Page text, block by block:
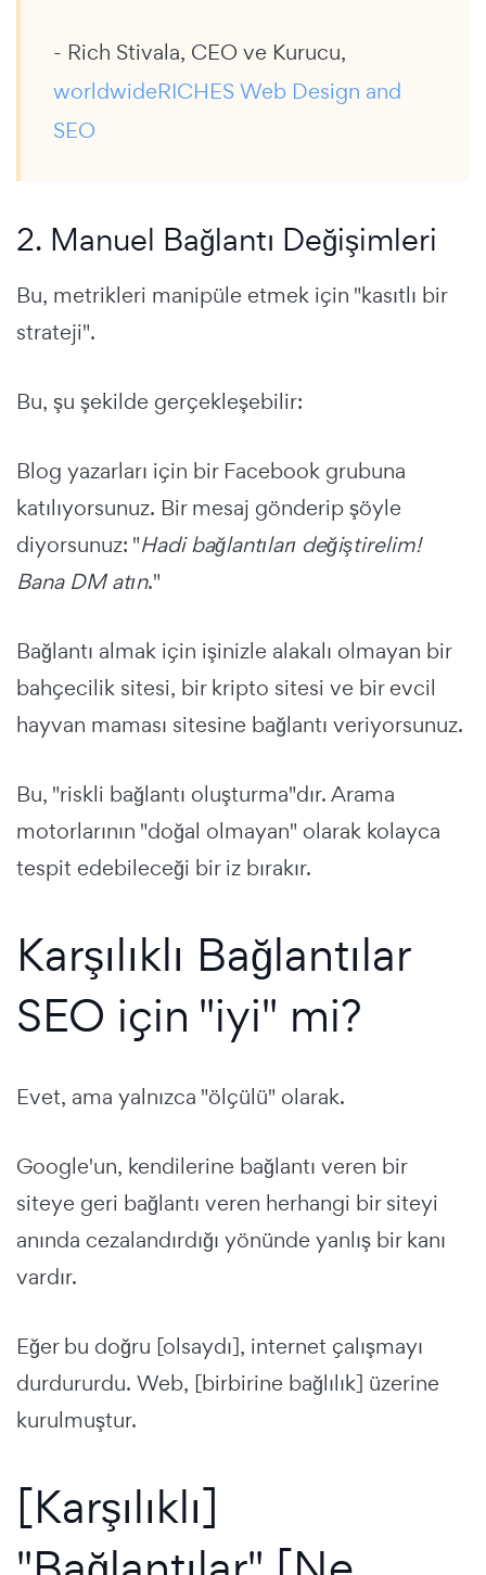
- Rich Stivala, CEO ve Kurucu,
worldwideRICHES Web Design and
SEO
2. Manuel Bağlantı Değişimleri
Bu, metrikleri manipüle etmek için "kasıtlı bir
strateji".
Bu, şu şekilde gerçekleşebilir:
Blog yazarları için bir Facebook grubuna
katılıyorsunuz. Bir mesaj gönderip şöyle
diyorsunuz: "Hadi bağlantıları değiştirelim!
Bana DM atın."
Bağlantı almak için işinizle alakalı olmayan bir
bahçecilik sitesi, bir kripto sitesi ve bir evcil
hayvan maması sitesine bağlantı veriyorsunuz.
Bu, "riskli bağlantı oluşturma"dır. Arama
motorlarının "doğal olmayan" olarak kolayca
tespit edebileceği bir iz bırakır.
Karşılıklı Bağlantılar
SEO için "iyi" mi?
Evet, ama yalnızca "ölçülü" olarak.
Google'un, kendilerine bağlantı veren bir
siteye geri bağlantı veren herhangi bir siteyi
anında cezalandırdığı yönünde yanlış bir kanı
vardır.
Eğer bu doğru [olsaydı], internet çalışmayı
durdururdu. Web, [birbirine bağlılık] üzerine
kurulmuştur.
[Karşılıklı]